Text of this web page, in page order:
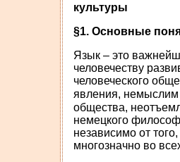
культуры
§1. Основные
Язык – это
человечеству
человеческого
явления, немыслим
общества,
немецкого
независимо от
многозначно во